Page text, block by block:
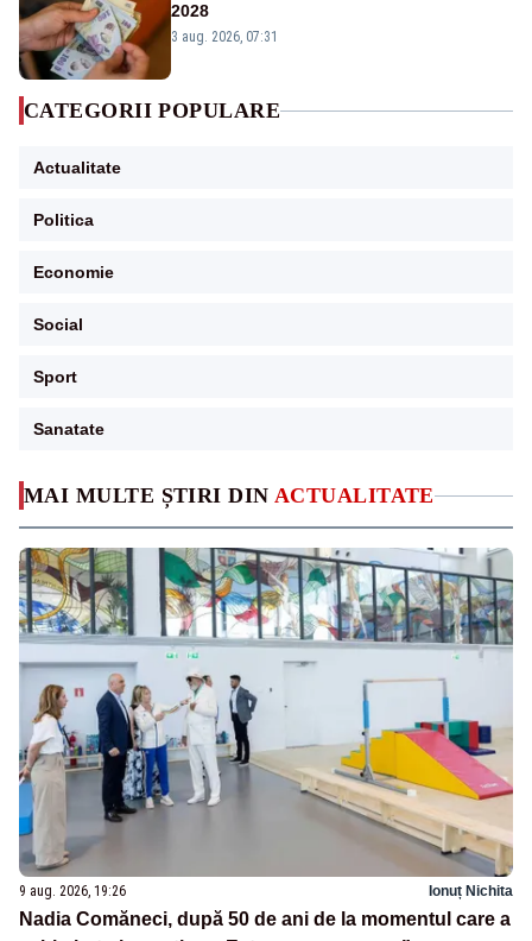
MAI MULTE ȘTIRI DIN ACTUALITATE
9 aug. 2026, 19:26 Ionuț Nichita
Nadia Comăneci, după 50 de ani de la momentul care a
2028
3 aug. 2026, 07:31
CATEGORII POPULARE
Actualitate
Politica
Economie
Social
Sport
Sanatate